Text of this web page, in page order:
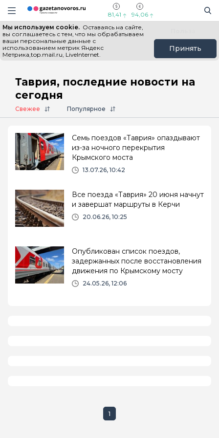
Информационный портал "ГазетаНоворос.ру"
Навигация сайта
81,41 94,06
Мы используем cookie. Оставаясь на сайте,
вы соглашаетесь с тем, что мы обрабатываем
ваши персональные данные с
использованием метрик Яндекс
Метрика,top.mail.ru, LiveInternet.
Принять
Все новости Новости России
Главная # Таврия
Таврия, последние новости на
сегодня
Свежее Популярное
Семь поездов «Таврия» опаздывают
из-за ночного перекрытия
Крымского моста
13.07.26, 10:42
Все поезда «Таврия» 20 июня начнут
и завершат маршруты в Керчи
20.06.26, 10:25
Опубликован список поездов,
задержанных после восстановления
движения по Крымскому мосту
24.05.26, 12:06
1